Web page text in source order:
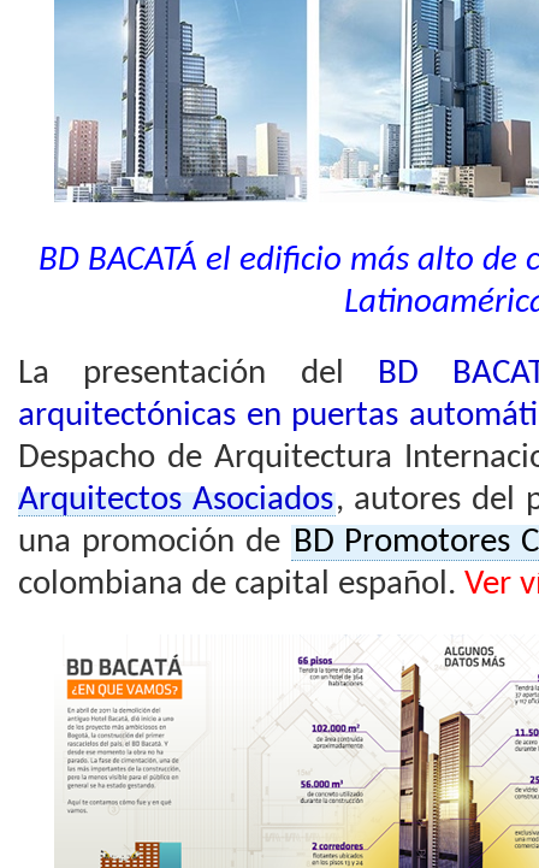
BD BACATÁ el edificio más alto de
La presentación del BD
arquitectónicas en puertas
Despacho de Arquitectura
Arquitectos Asociados, autores del
una promoción de BD Promotores
colombiana de capital español. Ver